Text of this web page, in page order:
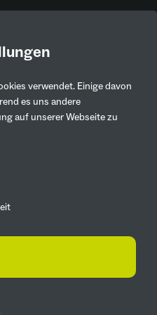
verwendet. Einige davon
es uns andere
auf unserer Webseite zu
als das, was
Als erste
setzt die IGA
Konzept. An
- den so